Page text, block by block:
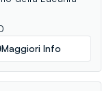
Maggiori Info